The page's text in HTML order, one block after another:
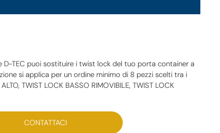
D-TEC puoi sostituire i twist lock del tuo porta container a
si applica per un ordine minimo di 8 pezzi scelti tra i
TWIST LOCK BASSO RIMOVIBILE, TWIST LOCK
CONTATTACI